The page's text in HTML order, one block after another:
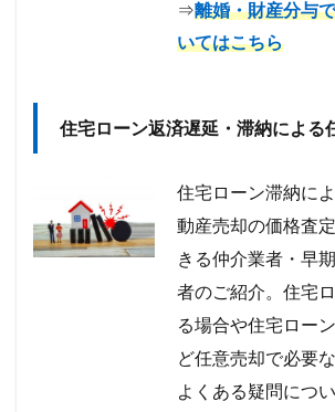
⇒離婚・財産分与
いてはこちら
住宅ローン返済遅延・滞納による
住宅ローン滞納に
動産売却の価格査
きる仲介業者・早
者のご紹介。住宅
る場合や住宅ロー
ど任意売却で必要
よくある疑問につ